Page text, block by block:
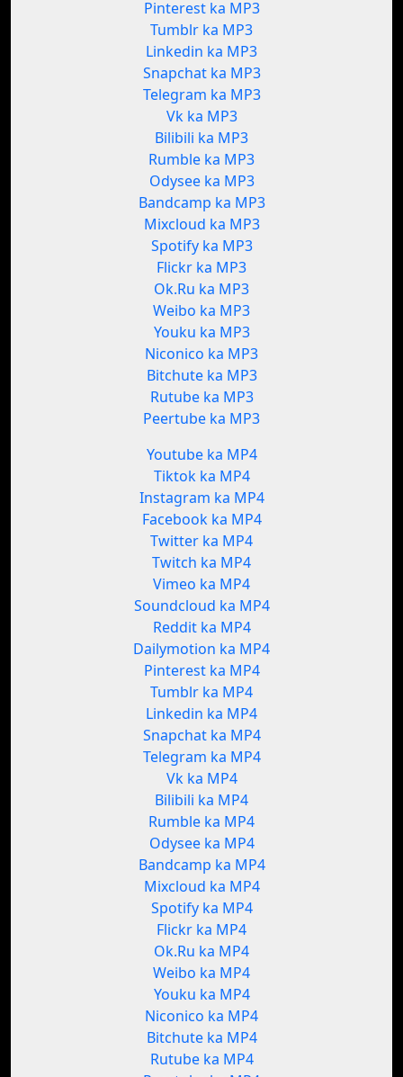
Pinterest ka MP3
Tumblr ka MP3
Linkedin ka MP3
Snapchat ka MP3
Telegram ka MP3
Vk ka MP3
Bilibili ka MP3
Rumble ka MP3
Odysee ka MP3
Bandcamp ka MP3
Mixcloud ka MP3
Spotify ka MP3
Flickr ka MP3
Ok.Ru ka MP3
Weibo ka MP3
Youku ka MP3
Niconico ka MP3
Bitchute ka MP3
Rutube ka MP3
Peertube ka MP3
Youtube ka MP4
Tiktok ka MP4
Instagram ka MP4
Facebook ka MP4
Twitter ka MP4
Twitch ka MP4
Vimeo ka MP4
Soundcloud ka MP4
Reddit ka MP4
Dailymotion ka MP4
Pinterest ka MP4
Tumblr ka MP4
Linkedin ka MP4
Snapchat ka MP4
Telegram ka MP4
Vk ka MP4
Bilibili ka MP4
Rumble ka MP4
Odysee ka MP4
Bandcamp ka MP4
Mixcloud ka MP4
Spotify ka MP4
Flickr ka MP4
Ok.Ru ka MP4
Weibo ka MP4
Youku ka MP4
Niconico ka MP4
Bitchute ka MP4
Rutube ka MP4